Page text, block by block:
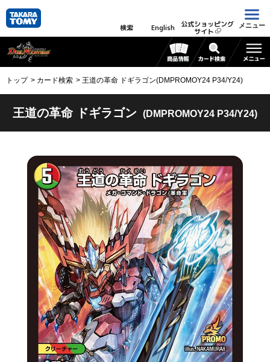
検索 English 公式ショッピング
サイト
メニュー
トップ カード検索 王道の革命 ドギラゴン(DMPROMOY24 P34/Y24)
王道の革命 ドギラゴン (DMPROMOY24 P34/Y24)